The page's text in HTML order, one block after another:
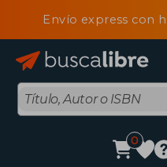
Envío express con
0